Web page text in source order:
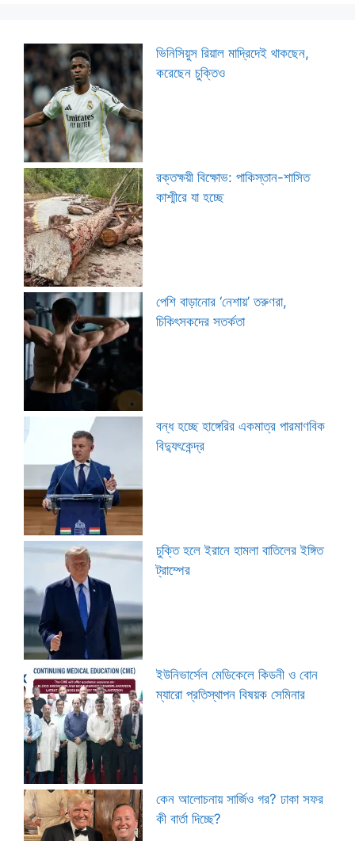
ভিনিসিয়ুস রিয়াল মাদ্রিদেই থাকছেন,
করেছেন চুক্তিও
রক্তক্ষয়ী বিক্ষোভ: পাকিস্তান-শাসিত
কাশ্মীরে যা হচ্ছে
পেশি বাড়ানোর ‘নেশায়’ তরুণরা,
চিকিৎসকদের সতর্কতা
বন্ধ হচ্ছে হাঙ্গেরির একমাত্র পারমাণবিক
বিদ্যুৎকেন্দ্র
চুক্তি হলে ইরানে হামলা বাতিলের ইঙ্গিত
ট্রাম্পের
ইউনিভার্সেল মেডিকেলে কিডনী ও বোন
ম্যারো প্রতিস্থাপন বিষয়ক সেমিনার
কেন আলোচনায় সার্জিও গর? ঢাকা সফর
কী বার্তা দিচ্ছে?